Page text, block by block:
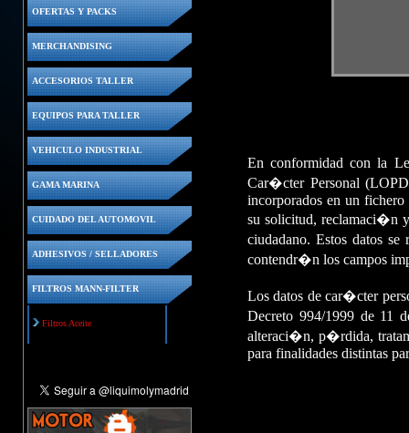
OFERTAS Y PACKS
MERCHANDISING
ACCESORIOS TALLER
EQUIPOS PARA TALLER
VEHICULO INDUSTRIAL
GAMA MARINA
CUIDADO DEL AUTOMOVIL
ADHESIVOS / SELLADORES
FILTROS MANN-FILTER
Filtros Aceite
En conformidad con la
Car�cter Personal
incorporados en un
su solicitud, reclamaci�n
ciudadano. Estos datos
contendr�n los campos
Los datos de car�cter
Decreto 994/1999 de 11
alteraci�n, p�rdida,
para finalidades distintas